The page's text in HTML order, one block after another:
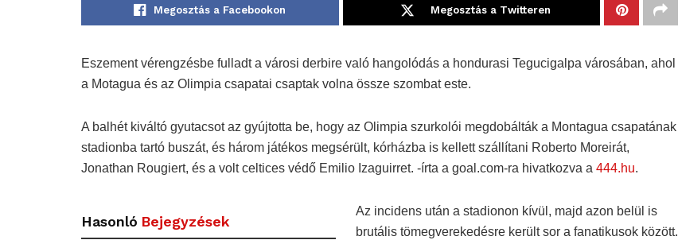
Megosztás a Facebookon Megosztás a Twitteren
Eszement vérengzésbe fulladt a városi derbire való hangolódás a hondurasi Tegucigalpa városában, ahol
a Motagua és az Olimpia csapatai csaptak volna össze szombat este.
A balhét kiváltó gyutacsot az gyújtotta be, hogy az Olimpia szurkolói megdobálták a Montagua csapatának
stadionba tartó buszát, és három játékos megsérült, kórházba is kellett szállítani Roberto Moreirát,
Jonathan Rougiert, és a volt celtices védő Emilio Izaguirret. -írta a goal.com-ra hivatkozva a 444.hu.
Hasonló Bejegyzések
Az incidens után a stadionon kívül, majd azon belül is
brutális tömegverekedésre került sor a fanatikusok között.